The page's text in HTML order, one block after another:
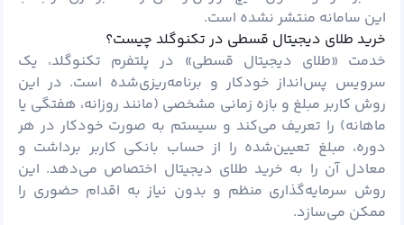
این سامانه منتشر نشده است.
خرید طلای دیجیتال قسطی در تکنوگلد چیست؟
خدمت «طلای دیجیتال قسطی» در پلتفرم تکنوگلد، یک
سرویس پس‌انداز خودکار و برنامه‌ریزی‌شده است. در این
روش کاربر مبلغ و بازه زمانی مشخصی (مانند روزانه، هفتگی یا
ماهانه) را تعریف می‌کند و سیستم به ‌صورت خودکار در هر
دوره، مبلغ تعیین‌شده را از حساب بانکی کاربر برداشت و
معادل آن را به خرید طلای دیجیتال اختصاص می‌دهد. این
روش سرمایه‌گذاری منظم و بدون نیاز به اقدام حضوری را
ممکن می‌سازد.